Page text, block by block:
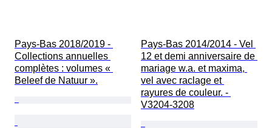
Pays-Bas 2018/2019 -
Collections annuelles
complètes : volumes «
Beleef de Natuur ».
Pays-Bas 2014/2014 - Vel
12 et demi anniversaire de
mariage w.a. et maxima,
vel avec raclage et
rayures de couleur. -
V3204-3208